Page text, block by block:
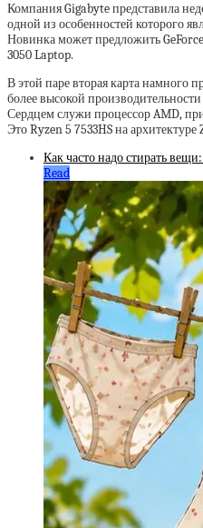
Компания Gigabyte представила
одной из особенностей которого
Новинка может предложить
3050 Laptop.
В этой паре вторая карта намного
более высокой
Сердцем служи процессор AMD,
Это Ryzen 5 7533HS на архитектуре
Как часто надо стирать
Read